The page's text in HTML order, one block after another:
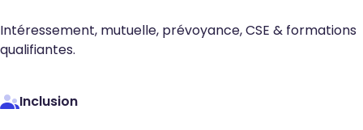
Intéressement, mutuelle, prévoyance, CSE & formations
qualifiantes.
Inclusion